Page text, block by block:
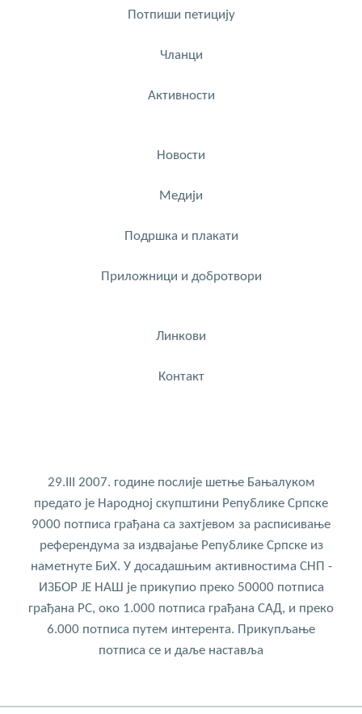
Потпиши петицију
Чланци
Активности
Новости
Медији
Подршка и плакати
Приложници и добротвори
Линкови
Контакт
29.III 2007. године послије шетње Бањалуком
предато је Народној скупштини Републике Српске
9000 потписа грађана са захтјевом за расписивање
референдума за издвајање Републике Српске из
наметнуте БиХ. У досадашњим активностима СНП -
ИЗБОР ЈЕ НАШ је прикупио преко 50000 потписа
грађана РС, око 1.000 потписа грађана САД, и преко
6.000 потписа путем интерента. Прикупљање
потписа се и даље наставља